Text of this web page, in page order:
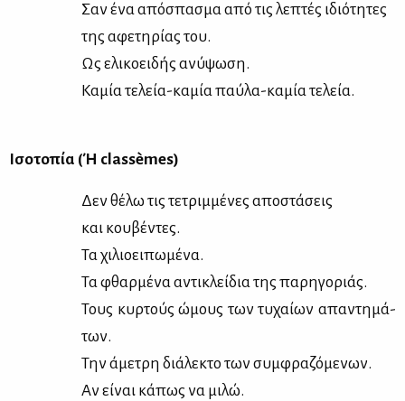
Σαν ένα από­σπα­σμα από τις λε­πτές ιδιό­τη­τες
της αφε­τη­ρί­ας του.
Ως ελι­κοει­δής ανύ­ψω­ση.
Κα­μία τε­λεία-κα­μία παύ­λα-κα­μία τε­λεία.
Ισο­το­πία (Ή classèmes)
Δεν θέ­λω τις τε­τριμ­μέ­νες απο­στά­σεις
και κου­βέ­ντες.
Τα χι­λιοει­πω­μέ­να.
Τα φθαρ­μέ­να αντι­κλεί­δια της πα­ρη­γο­ριάς.
Τους κυρ­τούς ώμους των τυ­χαί­ων απα­ντη­μά­
των.
Την άμε­τρη διά­λε­κτο των συμ­φρα­ζό­με­νων.
Αν εί­ναι κά­πως να μι­λώ.